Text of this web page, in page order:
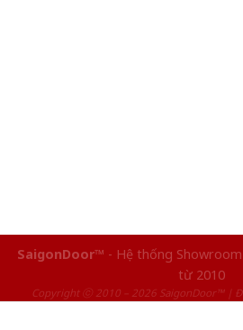
SaigonDoor™ - Hệ thống
từ 2010
Copyright ⓒ 2010 – 2026 SaigonDoor™ |